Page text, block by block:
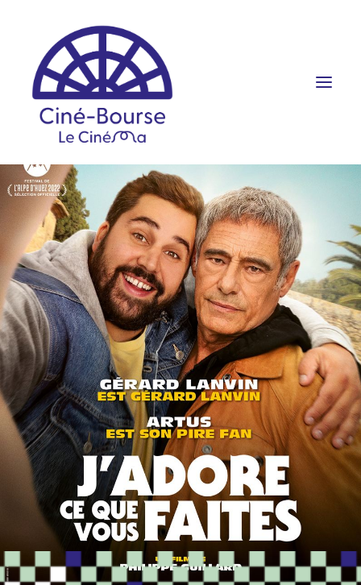
FILMS ET HORAIRES
ÉVÉNEMENTS
SCOLAIRES
PRATIQUE
RÉSERVATION
PROGRAMME